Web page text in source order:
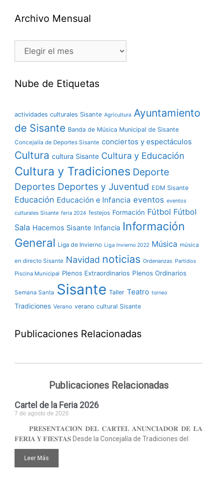
Archivo Mensual
Nube de Etiquetas
actividades culturales Sisante Agricultura Ayuntamiento
de Sisante Banda de Música Municipal de Sisante
Concejalía de Deportes Sisante conciertos y espectáculos
Cultura cultura Sisante Cultura y Educación
Cultura y Tradiciones Deporte
Deportes Deportes y Juventud EDM Sisante
Educación Educación e Infancia eventos eventos
culturales Sisante feria 2024 festejos Formación Fútbol Fútbol
Sala Hacemos Sisante Infancia Información
General Liga de Invierno Liga Invierno 2022 Música música
en directo Sisante Navidad noticias Ordenanzas Partidos
Piscina Municipal Plenos Extraordinarios Plenos Ordinarios
Semana Santa Sisante Taller Teatro torneo
Tradiciones Verano verano cultural Sisante
Publicaciones Relacionadas
Publicaciones Relacionadas
Cartel de la Feria 2026
7 de agosto de 2026
𝐏𝐑𝐄𝐒𝐄𝐍𝐓𝐀𝐂𝐈𝐎́𝐍 𝐃𝐄𝐋 𝐂𝐀𝐑𝐓𝐄𝐋 𝐀𝐍𝐔𝐍𝐂𝐈𝐀𝐃𝐎𝐑 𝐃𝐄 𝐋𝐀
𝐅𝐄𝐑𝐈𝐀 𝐘 𝐅𝐈𝐄𝐒𝐓𝐀𝐒 Desde la Concejalía de Tradiciones del
Leer Más